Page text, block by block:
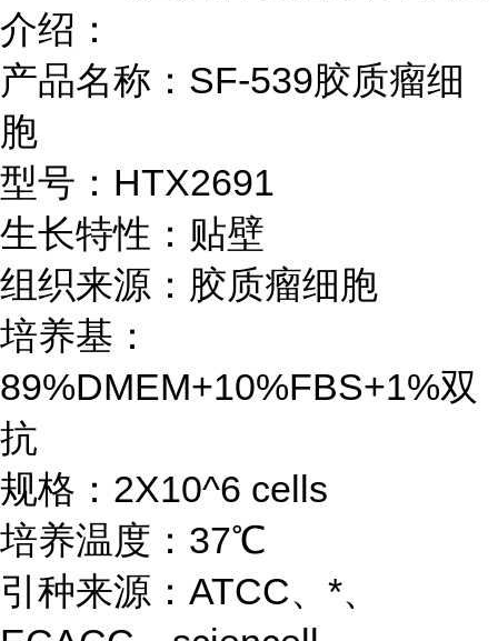
介绍：
产品名称：SF-539胶质瘤细
胞
型号：HTX2691
生长特性：贴壁
组织来源：胶质瘤细胞
培养基：
89%DMEM+10%FBS+1%双
抗
规格：2X10^6 cells
培养温度：37℃
引种来源：ATCC、*、